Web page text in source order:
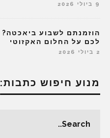
9 ביולי 2026
לכם על החלום האקזוטי
2 ביולי 2026
מנוע חיפוש כתבות: